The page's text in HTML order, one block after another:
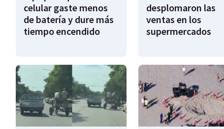
celular gaste menos
de batería y dure más
tiempo encendido
desplomaron las
ventas en los
supermercados